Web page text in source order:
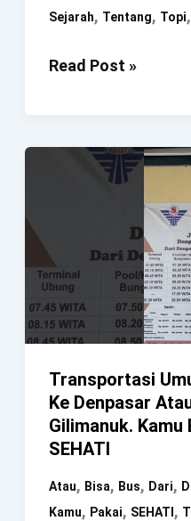
Sejarah, Tentang, Topi,
Fakta
Tentang
Mungkin
Pernah
Pakai
Read Post »
Transportasi
Ke Denpasar
Gilimanuk. Kamu
SEHATI
Atau, Bisa, Bus, Dari,
Kamu, Pakai, SEHATI ,